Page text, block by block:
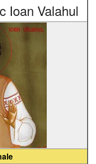
Ioan Valahul